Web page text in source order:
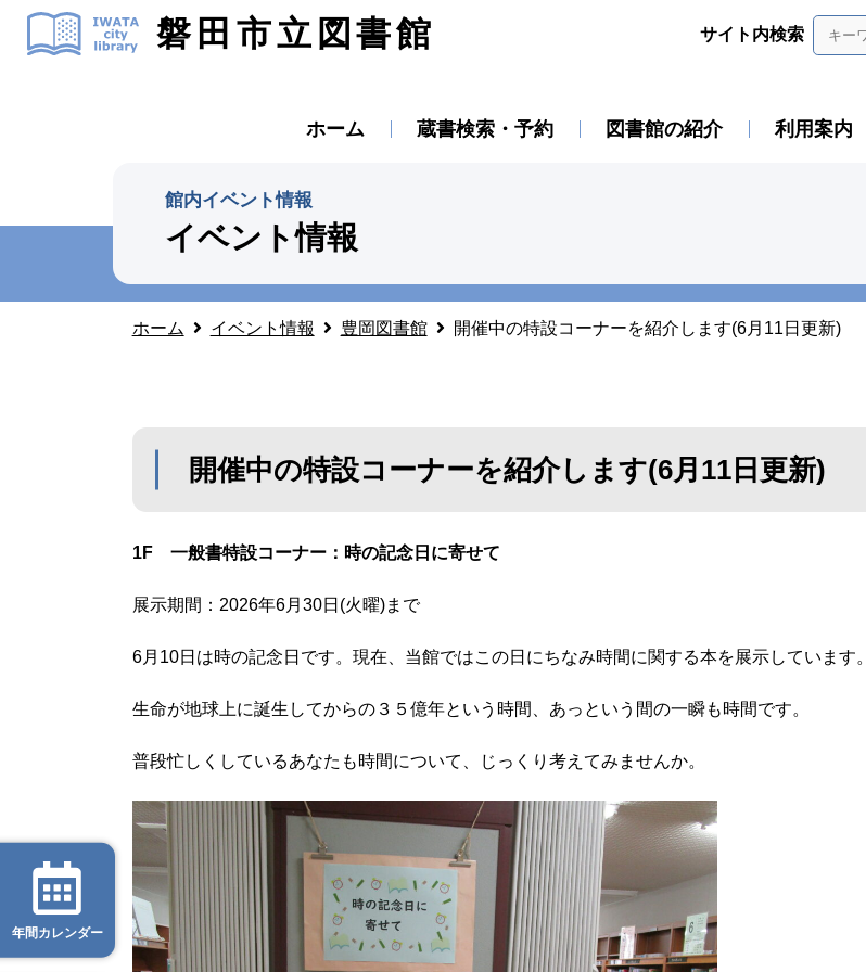
磐田市立図書館 サイト内検索
ホーム 蔵書検索・予約 図書館の紹介 利用案内
館内イベント情報
イベント情報
ホーム イベント情報 豊岡図書館 開催中の特設コーナーを紹介します(6月11日更新)
開催中の特設コーナーを紹介します(6月11日更新)
1F一般書特設コーナー：時の記念日に寄せて
展示期間：2026年6月30日(火曜)まで
6月10日は時の記念日です。現在、当館ではこの日にちなみ時間に関する本を展示しています。
生命が地球上に誕生してからの３５億年という時間、あっという間の一瞬も時間です。
普段忙しくしているあなたも時間について、じっくり考えてみませんか。
年間カレンダー